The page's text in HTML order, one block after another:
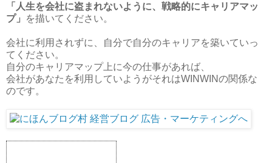
「人生を会社に盗まれないように、戦略的にキャリアマッ
プ」
を描いてください。
会社に利用されずに、自分で自分のキャリアを築いていっ
てください。
自分のキャリアマップ上に今の仕事があれば、
会社があなたを利用していようがそれはWINWINの関係な
のです。